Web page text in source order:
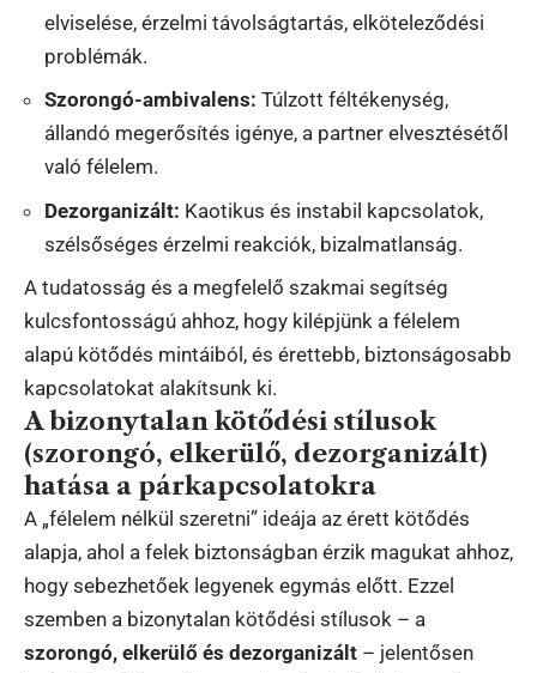
elviselése, érzelmi távolságtartás, elköteleződési
problémák.
Szorongó-ambivalens: Túlzott féltékenység,
állandó megerősítés igénye, a partner elvesztésétől
való félelem.
Dezorganizált: Kaotikus és instabil kapcsolatok,
szélsőséges érzelmi reakciók, bizalmatlanság.
A tudatosság és a megfelelő szakmai segítség
kulcsfontosságú ahhoz, hogy kilépjünk a félelem
alapú kötődés mintáiból, és érettebb, biztonságosabb
kapcsolatokat alakítsunk ki.
A bizonytalan kötődési stílusok
(szorongó, elkerülő, dezorganizált)
hatása a párkapcsolatokra
A „félelem nélkül szeretni” ideája az érett kötődés
alapja, ahol a felek biztonságban érzik magukat ahhoz,
hogy sebezhetőek legyenek egymás előtt. Ezzel
szemben a bizonytalan kötődési stílusok – a
szorongó, elkerülő és dezorganizált – jelentősen